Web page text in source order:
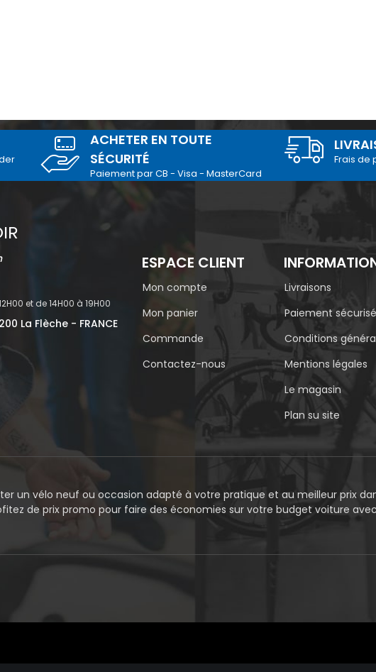
ACHETER EN TOUTE
SÉCURITÉ
Paiement par CB - Visa - MasterCard
Frais de
et de 14H00 à 19H00
La Flèche - FRANCE
ESPACE CLIENT
Mon compte
Mon panier
Commande
Contactez-nous
Livraisons
Paiement sécurisé
Conditions
Mentions légales
Le magasin
Plan su site
un vélo neuf ou occasion adapté à votre pratique et au meilleur prix
de prix promo pour faire des économies sur votre budget voiture